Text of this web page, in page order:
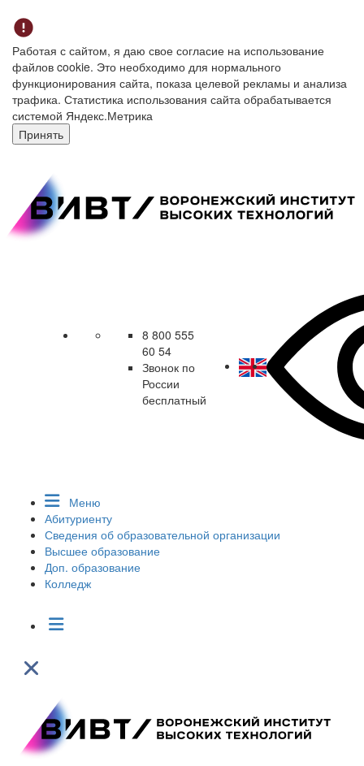
Работая с сайтом, я даю свое согласие на использование
файлов cookie. Это необходимо для нормального
функционирования сайта, показа целевой рекламы и анализа
трафика. Статистика использования сайта обрабатывается
системой Яндекс.Метрика
Принять
8 800 555
60 54
Звонок по
России
бесплатный
Меню
Абитуриенту
Сведения об образовательной организации
Высшее образование
Доп. образование
Колледж